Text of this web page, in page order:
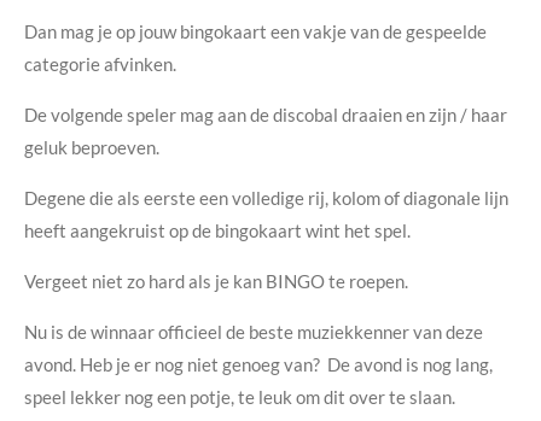
Dan mag je op jouw bingokaart een vakje van de gespeelde
categorie afvinken.
De volgende speler mag aan de discobal draaien en zijn / haar
geluk beproeven.
Degene die als eerste eenvolledige rij, kolom of diagonale lijn
heeft aangekruist op de bingokaart wint het spel.
Vergeet niet zo hard als je kan BINGO te roepen.
Nu is de winnaar officieel de beste muziekkenner van deze
avond. Heb je er nog niet genoeg van? De avond is nog lang,
speel lekker nog een potje, te leuk om dit over te slaan.